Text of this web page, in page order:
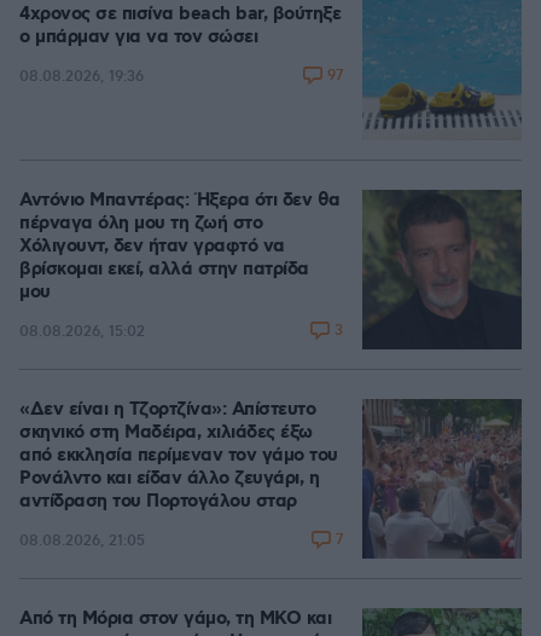
4χρονος σε πισίνα beach bar, βούτηξε
ο μπάρμαν για να τον σώσει
08.08.2026, 19:36 97
Αντόνιο Μπαντέρας: Ήξερα ότι δεν θα
πέρναγα όλη μου τη ζωή στο
Χόλιγουντ, δεν ήταν γραφτό να
βρίσκομαι εκεί, αλλά στην πατρίδα
μου
08.08.2026, 15:02 3
«Δεν είναι η Τζορτζίνα»: Απίστευτο
σκηνικό στη Μαδέιρα, χιλιάδες έξω
από εκκλησία περίμεναν τον γάμο του
Ρονάλντο και είδαν άλλο ζευγάρι, η
αντίδραση του Πορτογάλου σταρ
08.08.2026, 21:05 7
Από τη Μόρια στον γάμο, τη ΜΚΟ και